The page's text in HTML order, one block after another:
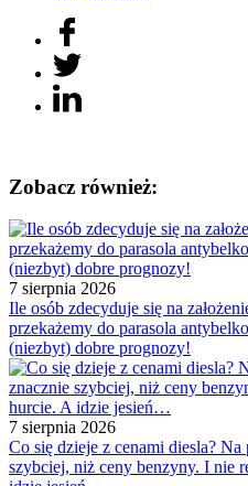
Zobacz również:
7 sierpnia 2026
Ile osób zdecyduje się na
przekażemy do parasola
(niezbyt) dobre prognozy!
7 sierpnia 2026
Co się dzieje z cenami diesla?
szybciej, niż ceny benzyny. I nie